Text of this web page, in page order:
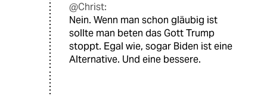
@Christ:
Nein. Wenn man schon gläubig ist
sollte man beten das Gott Trump
stoppt. Egal wie, sogar Biden ist eine
Alternative. Und eine bessere.